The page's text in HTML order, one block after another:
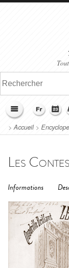
>Accueil>
Les
Informations